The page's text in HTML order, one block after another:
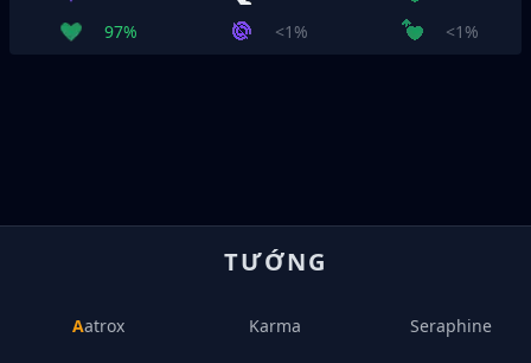
97%
<1% <1%
TƯỚNG
Aatrox Karma Seraphine